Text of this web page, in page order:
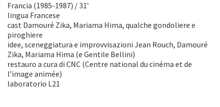
Francia (1985-1987) / 31’
lingua Francese
cast Damouré Zika, Mariama Hima, qualche gondoliere e
piroghiere
idee, sceneggiatura e improvvisazioni Jean Rouch, Damouré
Zika, Mariama Hima (e Gentile Bellini)
restauro a cura di CNC (Centre national du cinéma et de
l’image animée)
laboratorio L21